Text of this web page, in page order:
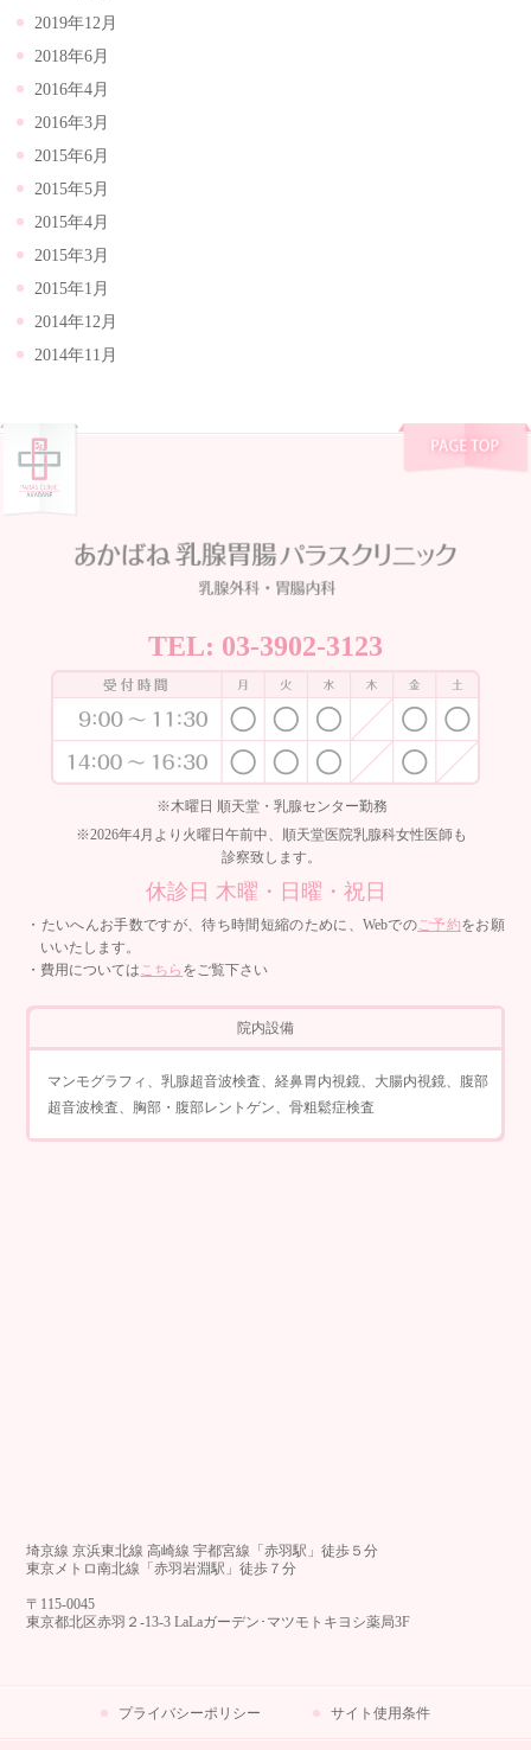
2019年12月
2018年6月
2016年4月
2016年3月
2015年6月
2015年5月
2015年4月
2015年3月
2015年1月
2014年12月
2014年11月
TEL: 03-3902-3123
※木曜日 順天堂・乳腺センター勤務
※2026年4月より火曜日午前中、順天堂医院乳腺科女性医師も
診察致します。
休診日 木曜・日曜・祝日
・たいへんお手数ですが、待ち時間短縮のために、Webでのご予約をお願
いいたします。
・費用についてはこちら をご覧下さい
院内設備
マンモグラフィ、乳腺超音波検査、経鼻胃内視鏡、大腸内視鏡、腹部
超音波検査、胸部・腹部レントゲン、骨粗鬆症検査
埼京線 京浜東北線 高崎線 宇都宮線「赤羽駅」徒歩５分
東京メトロ南北線「赤羽岩淵駅」徒歩７分
〒115-0045
東京都北区赤羽２-13-3 LaLaガーデン･マツモトキヨシ薬局3F
プライバシーポリシー サイト使用条件